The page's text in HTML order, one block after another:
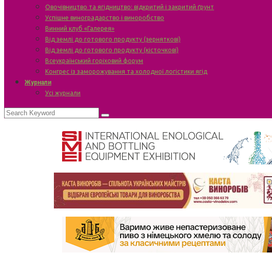
Овочівництво та ягідництво: відкритий і закритий ґрунт
Успішне виноградарство і виноробство
Винний клуб «Галерея»
Від землі до готового продукту (зерняткові)
Від землі до готового продукту (кісточкові)
Всеукраїнський горіховий форум
Конгрес із заморожування та холодної логістики ягід
Журнали
Усі журнали